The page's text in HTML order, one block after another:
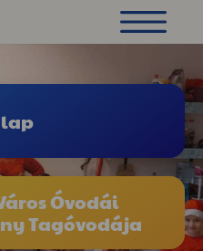
Óvodái
Tagóvodája